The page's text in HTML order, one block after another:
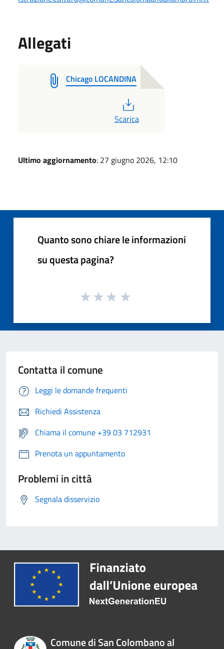
Allegati
Chicago LOCANDINA
Scarica
Ultimo aggiornamento: 27 giugno 2026, 12:10
Quanto sono chiare le informazioni
su questa pagina?
Contatta il comune
Leggi le domande frequenti
Richiedi Assistenza
Chiama il comune +39 03 712931
Prenota un appuntamento
Problemi in città
Segnala disservizio
Comune di San Colombano al